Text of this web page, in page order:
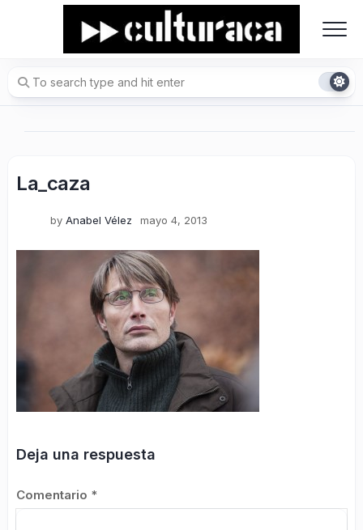
La_caza
by Anabel Vélez mayo 4, 2013
Deja una respuesta
Comentario *